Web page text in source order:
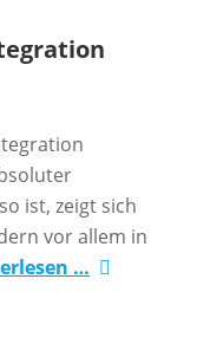
ist, zeigt sich
vor allem in
…